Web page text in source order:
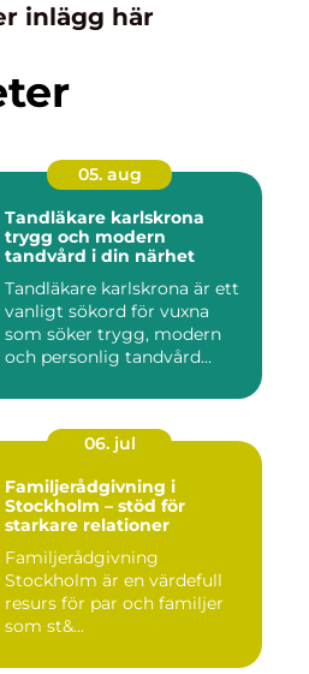
inlägg här
05. aug
Tandläkare karlskrona
trygg och modern
tandvård i din närhet
Tandläkare karlskrona är ett
vanligt sökord för vuxna
som söker trygg, modern
och personlig tandvård...
06. jul
Familjerådgivning i
Stockholm – stöd för
starkare relationer
Familjerådgivning
Stockholm är en värdefull
resurs för par och familjer
som st&...